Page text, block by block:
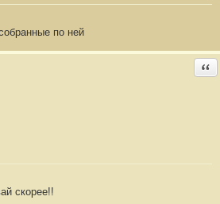
по ней
скорее!!